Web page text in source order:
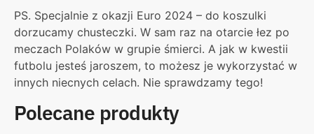
PS. Specjalnie z okazji Euro 2024 – do koszulki
dorzucamy chusteczki. W sam raz na otarcie łez po
meczach Polaków w grupie śmierci. A jak w kwestii
futbolu jesteś jaroszem, to możesz je wykorzystać w
innych niecnych celach. Nie sprawdzamy tego!
Polecane produkty